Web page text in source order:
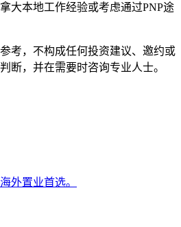
大本地工作经验或考虑通过PNP途
考，不构成任何投资建议、邀约或
断，并在需要时咨询专业人士。
外置业首选。